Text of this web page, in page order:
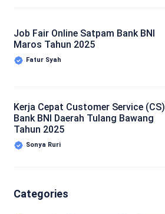
Job Fair Online Satpam Bank BNI
Maros Tahun 2025
Fatur Syah
Kerja Cepat Customer Service (CS)
Bank BNI Daerah Tulang Bawang
Tahun 2025
Sonya Ruri
Categories